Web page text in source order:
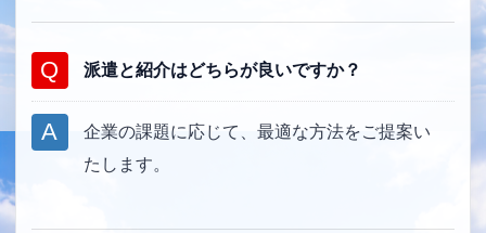
派遣と紹介はどちらが良いですか？
企業の課題に応じて、最適な方法をご提案い
たします。